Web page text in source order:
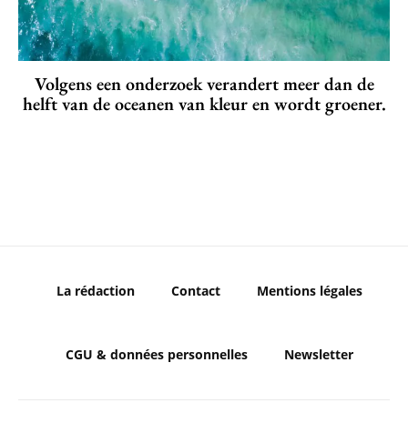
Volgens een onderzoek verandert meer dan de
helft van de oceanen van kleur en wordt groener.
La rédaction Contact Mentions légales
CGU & données personnelles Newsletter